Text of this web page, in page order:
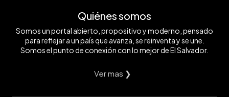
Quiénes somos
Somos un portal abierto, propositivo y moderno, pensado
para reflejar a un país que avanza, se reinventa y se une.
Somos el punto de conexión con lo mejor de El Salvador.
Ver mas ❯